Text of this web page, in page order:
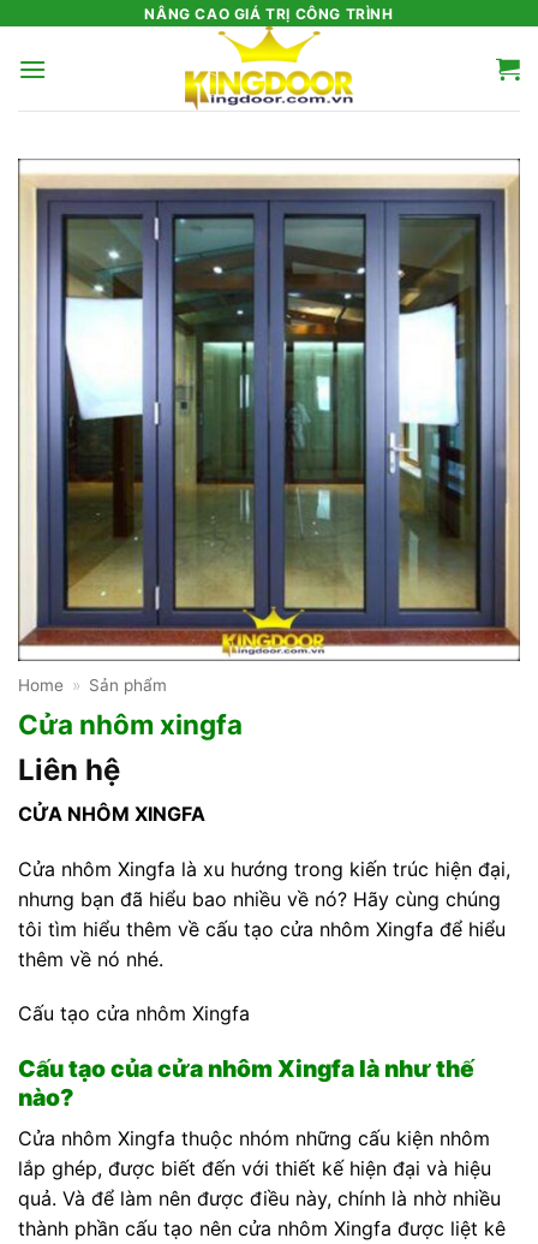
nội
NÂNG CAO GIÁ TRỊ CÔNG TRÌNH
Home » Sản phẩm
Cửa nhôm xingfa
Liên hệ
CỬA NHÔM XINGFA
Cửa nhôm Xingfa là xu hướng trong kiến trúc hiện đại,
nhưng bạn đã hiểu bao nhiều về nó? Hãy cùng chúng
tôi tìm hiểu thêm về cấu tạo cửa nhôm Xingfa để hiểu
thêm về nó nhé.
Cấu tạo cửa nhôm Xingfa
Cấu tạo của cửa nhôm Xingfa là như thế
nào?
Cửa nhôm Xingfa thuộc nhóm những cấu kiện nhôm
lắp ghép, được biết đến với thiết kế hiện đại và hiệu
quả. Và để làm nên được điều này, chính là nhờ nhiều
thành phần cấu tạo nên cửa nhôm Xingfa được liệt kê